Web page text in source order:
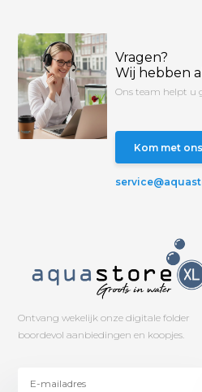
Vragen?
Wij hebben
Ons team helpt u
Kom met
Ontvang wekelijk onze digitale folder
boordevol aanbiedingen en koopjes.